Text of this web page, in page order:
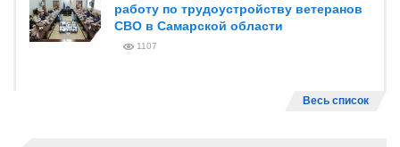
работу по трудоустройству ветеранов
СВО в Самарской области
1107
Весь список